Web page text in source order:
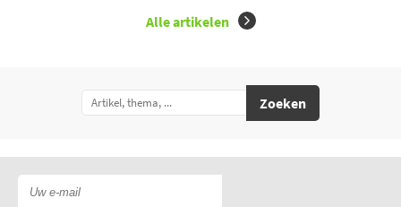
Alle artikelen
Zoeken